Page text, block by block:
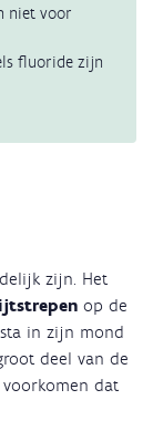
niet voor
fluoride zijn
zijn. Het
op de
in zijn mond
deel van de
dat